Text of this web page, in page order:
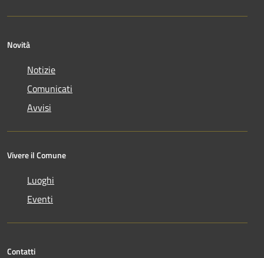
Novità
Notizie
Comunicati
Avvisi
Vivere il Comune
Luoghi
Eventi
Contatti